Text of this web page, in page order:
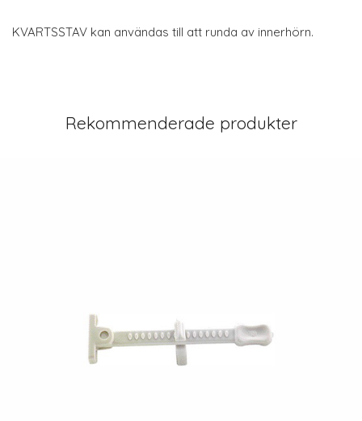
KVARTSSTAV kan användas till att runda av innerhörn.
Rekommenderade produkter